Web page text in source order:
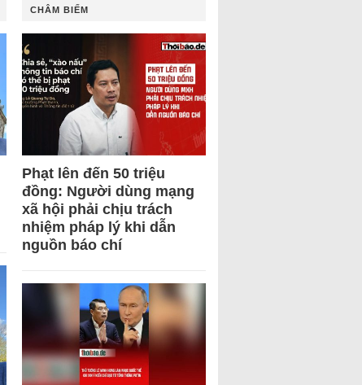
CHÂM BIẾM
Phạt lên đến 50 triệu
đồng: Người dùng mạng
xã hội phải chịu trách
nhiệm pháp lý khi dẫn
nguồn báo chí